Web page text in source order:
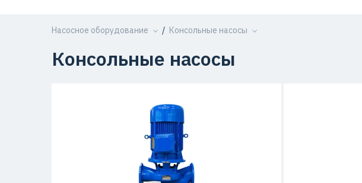
Насосное оборудование Консольные насосы
Консольные насосы